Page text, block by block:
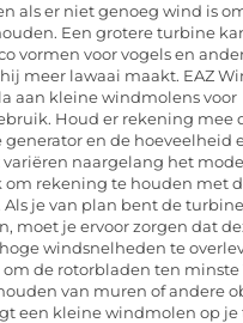
als er niet genoeg wind is
Een grotere turbine
vormen voor vogels en
meer lawaai maakt. EAZ
aan kleine windmolens voor
Houd er rekening mee
generator en de hoeveelheid
naargelang het
om rekening te houden met
je van plan bent de
moet je ervoor zorgen dat
windsnelheden te
om de rotorbladen ten minste
van muren of andere
een kleine windmolen op je